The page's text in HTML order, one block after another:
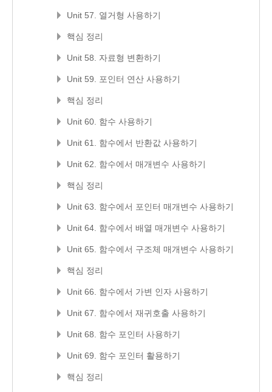
Unit 57. 열거형 사용하기
핵심 정리
Unit 58. 자료형 변환하기
Unit 59. 포인터 연산 사용하기
핵심 정리
Unit 60. 함수 사용하기
Unit 61. 함수에서 반환값 사용하기
Unit 62. 함수에서 매개변수 사용하기
핵심 정리
Unit 63. 함수에서 포인터 매개변수 사용하기
Unit 64. 함수에서 배열 매개변수 사용하기
Unit 65. 함수에서 구조체 매개변수 사용하기
핵심 정리
Unit 66. 함수에서 가변 인자 사용하기
Unit 67. 함수에서 재귀호출 사용하기
Unit 68. 함수 포인터 사용하기
Unit 69. 함수 포인터 활용하기
핵심 정리